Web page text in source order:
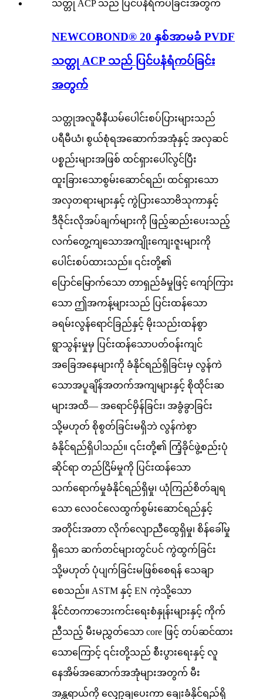
NEWCOBOND® 20 နှစ်အာမခံ PVDF
သတ္တု ACP သည် ပြင်ပနံရံကပ်ခြင်း
အတွက်
သတ္တုအလူမီနီယမ်ပေါင်းစပ်ပြားများသည်
ပရီမီယံ၊ စွယ်စုံရအဆောက်အအုံနှင့် အလှဆင်
ပစ္စည်းများအဖြစ် ထင်ရှားပေါ်လွင်ပြီး
ထူးခြားသောစွမ်းဆောင်ရည်၊ ထင်ရှားသော
အလှတရားများနှင့် ကွဲပြားသောဗိသုကာနှင့်
ဒီဇိုင်းလိုအပ်ချက်များကို ဖြည့်ဆည်းပေးသည့်
လက်တွေ့ကျသောအကျိုးကျေးဇူးများကို
ပေါင်းစပ်ထားသည်။ ၎င်းတို့၏
ပြောင်မြောက်သော တာရှည်ခံမှုဖြင့် ကျော်ကြား
သော ဤအကန့်များသည် ပြင်းထန်သော
ခရမ်းလွန်ရောင်ခြည်နှင့် မိုးသည်းထန်စွာ
ရွာသွန်းမှုမှ ပြင်းထန်သောပတ်ဝန်းကျင်
အခြေအနေများကို ခံနိုင်ရည်ရှိခြင်းမှ လွန်ကဲ
သောအပူချိန်အတက်အကျများနှင့် စိုထိုင်းဆ
များအထိ— အရောင်မှိန်ခြင်း၊ အခွံခွာခြင်း
သို့မဟုတ် စိုစွတ်ခြင်းမရှိဘဲ လွန်ကဲစွာ
ခံနိုင်ရည်ရှိပါသည်။ ၎င်းတို့၏ ကြံ့ခိုင်ဖွဲ့စည်းပုံ
ဆိုင်ရာ တည်ငြိမ်မှုကို ပြင်းထန်သော
သက်ရောက်မှုခံနိုင်ရည်ရှိမှု၊ ယုံကြည်စိတ်ချရ
သော လေဝင်လေထွက်စွမ်းဆောင်ရည်နှင့်
အတိုင်းအတာ လိုက်လျောညီထွေရှိမှု၊ စိန်ခေါ်မှု
ရှိသော ဆက်တင်များတွင်ပင် ကွဲထွက်ခြင်း
သို့မဟုတ် ပုံပျက်ခြင်းမဖြစ်စေရန် သေချာ
စေသည်။ ASTM နှင့် EN ကဲ့သို့သော
နိုင်ငံတကာဘေးကင်းရေးစံနှုန်းများနှင့် ကိုက်
ညီသည့် မီးမညွှတ်သော core ဖြင့် တပ်ဆင်ထား
သောကြောင့် ၎င်းတို့သည် စီးပွားရေးနှင့် လူ
နေအိမ်အဆောက်အအုံများအတွက် မီး
အန္တရာယ်ကို လျှော့ချပေးကာ ချေးခံနိုင်ရည်ရှိ